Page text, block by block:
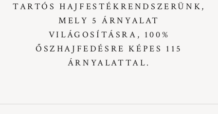
TARTÓS HAJFESTÉKRENDSZERÜNK,
MELY 5 ÁRNYALAT
VILÁGOSÍTÁSRA, 100%
ŐSZHAJFEDÉSRE KÉPES 115
ÁRNYALATTAL.